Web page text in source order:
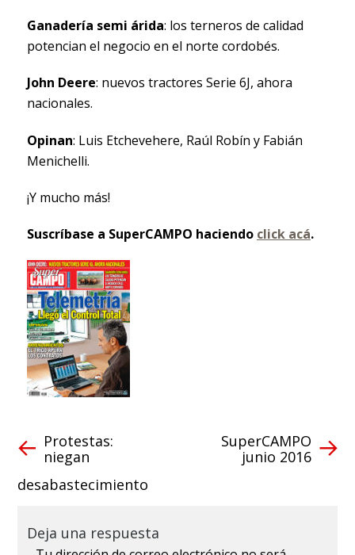
Ganadería semi árida: los terneros de calidad
potencian el negocio en el norte cordobés.
John Deere: nuevos tractores Serie 6J, ahora
nacionales.
Opinan: Luis Etchevehere, Raúl Robín y Fabián
Menichelli.
¡Y mucho más!
Suscríbase a SuperCAMPO haciendo click acá.
Protestas:
niegan
desabastecimiento
SuperCAMPO
junio 2016
Deja una respuesta